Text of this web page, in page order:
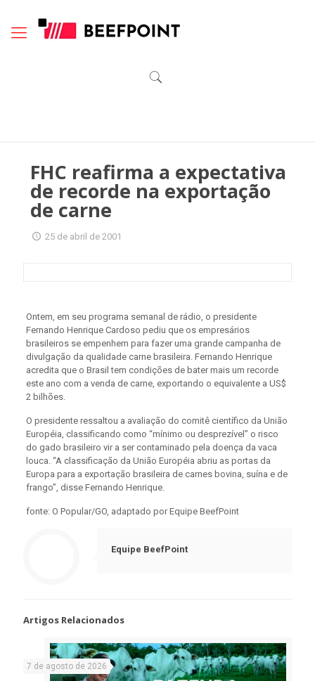
FHC reafirma a expectativa
de recorde na exportação
de carne
25 de abril de 2001
Ontem, em seu programa semanal de rádio, o presidente
Fernando Henrique Cardoso pediu que os empresários
brasileiros se empenhem para fazer uma grande campanha de
divulgação da qualidade carne brasileira. Fernando Henrique
acredita que o Brasil tem condições de bater mais um recorde
este ano com a venda de carne, exportando o equivalente a US$
2 bilhões.
O presidente ressaltou a avaliação do comitê científico da União
Européia, classificando como “mínimo ou desprezível” o risco
do gado brasileiro vir a ser contaminado pela doença da vaca
louca. “A classificação da União Européia abriu as portas da
Europa para a exportação brasileira de carnes bovina, suína e de
frango”, disse Fernando Henrique.
fonte: O Popular/GO, adaptado por Equipe BeefPoint
Equipe BeefPoint
Artigos Relacionados
7 de agosto de 2026